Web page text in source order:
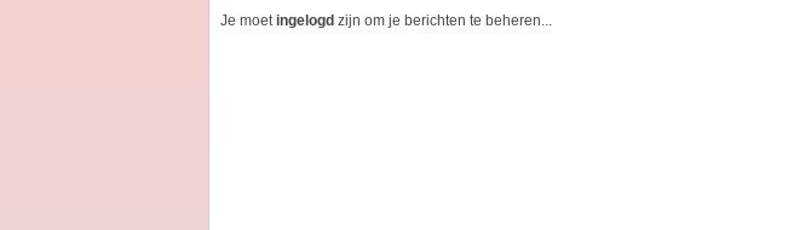
Je moetingelogd zijn om je berichten te beheren...